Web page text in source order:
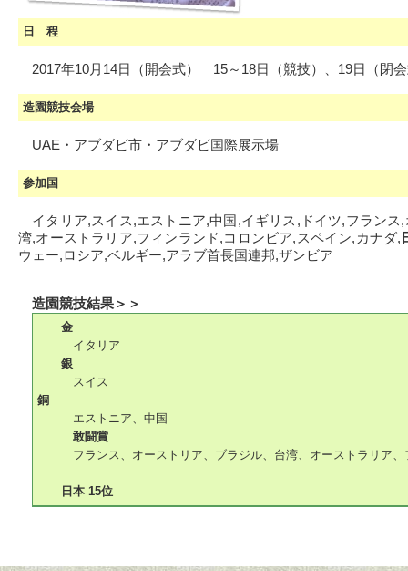
日 程
2017年10月14日（開会式） 15～18日（競技）、19日（閉
造園競技会場
UAE・アブダビ市・アブダビ国際展示場
参加国
イタリア,スイス,エストニア,中国,イギリス,ドイツ,フランス
湾,オーストラリア,フィンランド,コロンビア,スペイン,カナダ,
ウェー,ロシア,ベルギー,アラブ首長国連邦,ザンビア
造園競技結果＞＞
金
イタリア
銀
スイス
銅
エストニア、中国
敢闘賞
フランス、オーストリア、ブラジル、台湾、オーストラリア、
日本 15位